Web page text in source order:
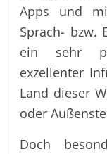
Apps und
Sprach- bzw.
ein sehr
exzellenter
Land dieser
oder
Doch